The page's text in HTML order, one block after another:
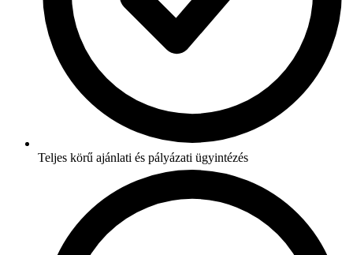
Teljes körű ajánlati és pályázati ügyintézés